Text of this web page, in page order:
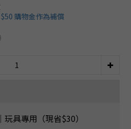
購物金作為補償
具專用（現省$30）